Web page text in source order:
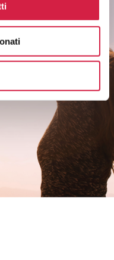
degli
di
ospedali e